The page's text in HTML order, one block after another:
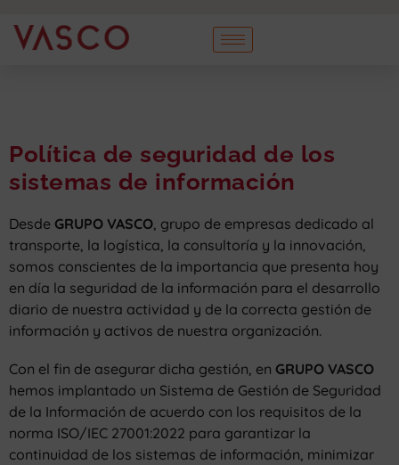
Política de seguridad de los
sistemas de información
Desde GRUPO VASCO, grupo de empresas dedicado al
transporte, la logística, la consultoría y la innovación,
somos conscientes de la importancia que presenta hoy
en día la seguridad de la información para el desarrollo
diario de nuestra actividad y de la correcta gestión de
información y activos de nuestra organización.
Con el fin de asegurar dicha gestión, en GRUPO VASCO
hemos implantado un Sistema de Gestión de Seguridad
de la Información de acuerdo con los requisitos de la
norma ISO/IEC 27001:2022 para garantizar la
continuidad de los sistemas de información, minimizar